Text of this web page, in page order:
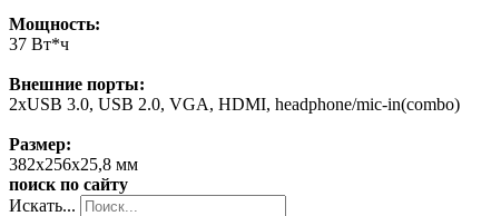
Мощность:
37 Вт*ч
Внешние порты:
2хUSB 3.0, USB 2.0, VGA, HDMI, headphone/mic-in(combo)
Размер:
382х256х25,8 мм
поиск по сайту
Искать...